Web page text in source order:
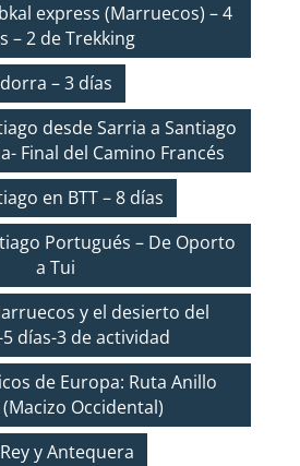
express (Marruecos) – 4
– 2 de Trekking
– 3 días
desde Sarria a Santiago
Final del Camino Francés
en BTT – 8 días
Portugués – De Oporto
a Tui
y el desierto del
días-3 de actividad
de Europa: Ruta Anillo
Occidental)
y Antequera